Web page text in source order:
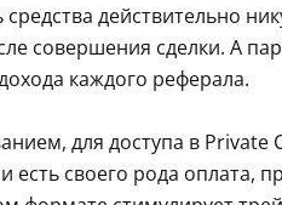
действительно
совершения сделки. А
каждого реферала.
для доступа в Private
есть своего рода оплата,